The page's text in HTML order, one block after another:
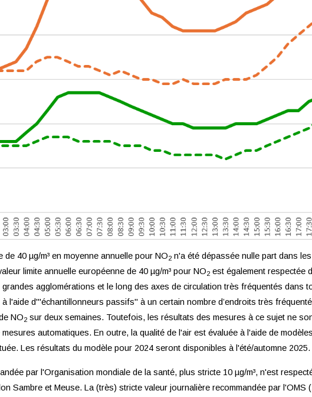
de 40 µg/m³ en moyenne annuelle pour NO2 n'a été dépassée nulle part dans
limite annuelle européenne de 40 µg/m³ pour NO2 est également respectée
agglomérations et le long des axes de circulation très fréquentés dans
l'aide d'"échantillonneurs passifs" à un certain nombre d’endroits très
NO2 sur deux semaines. Toutefois, les résultats des mesures à ce sujet ne
automatiques. En outre, la qualité de l'air est évaluée à l'aide de
Les résultats du modèle pour 2024 seront disponibles à l'été/automne 2025.
par l'Organisation mondiale de la santé, plus stricte 10 µg/m³, n'est
Sambre et Meuse. La (très) stricte valeur journalière recommandée par